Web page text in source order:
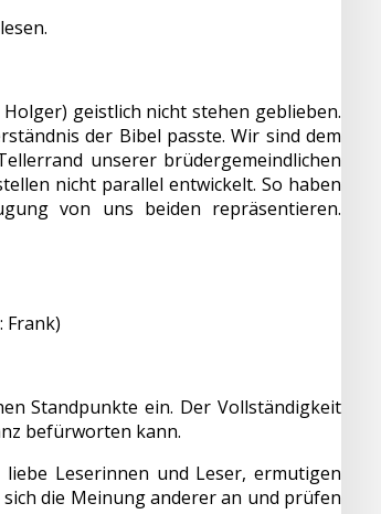
geistlich nicht stehen geblieben.
der Bibel passte. Wir sind dem
unserer brüdergemeindlichen
nicht parallel entwickelt. So haben
von uns beiden repräsentieren.
Frank)
Standpunkte ein. Der Vollständigkeit
befürworten kann.
Leserinnen und Leser, ermutigen
die Meinung anderer an und prüfen